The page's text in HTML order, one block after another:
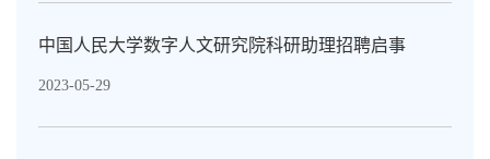
中国人民大学数字人文研究院科研助理招聘启事
2023-05-29